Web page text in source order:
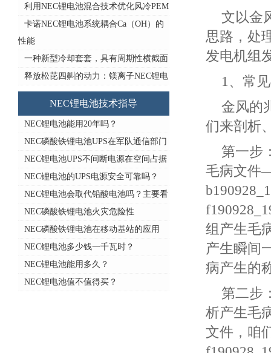
利用NEC锂电池混合技术优化风冷PEM
卡诺NEC锂电池系统耦合Ca（OH）的
性能
一种新型冷却套套，具有周期性横截面
释放松芘四鼼的动力：镁离子NEC锂电
NEC锂电池技术指导
NEC锂电池能用20年吗？
NEC磷酸铁锂电池UPS在军队通信部门
NEC锂电池UPS不间断电源在空间占据
NEC锂电池的UPS电源安全可靠吗？
NEC锂电池会取代铅酸电池吗？主要看
NEC磷酸铁锂电池火灾危险性
NEC磷酸铁锂电池在移动基站的应用
NEC锂电池多少钱一千瓦时？
NEC锂电池能用多久？
NEC锂电池值不值得买？
文以金
思路，处
发电机组
1、常
金风的
们来剖析
第一步
毛病文件
组产生毛
产生瞬间
病产生的
第二步
析产生毛
文件，咱